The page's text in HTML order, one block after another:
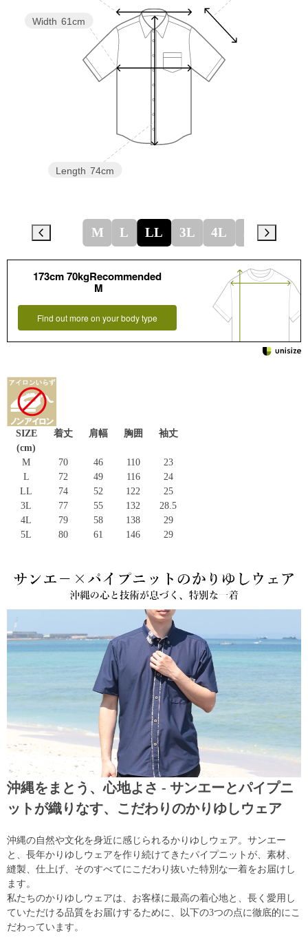
Length 74cm
Width 61cm
M L LL 3L 4L
173cm 70kgRecommended
M
Find out more on your body type
SIZE
(cm)
着丈 肩幅 胸囲 袖丈
M 70 46 110
23
L
72 49 116
24
LL
74 52 122
25
3L
77 55 132
28.5
4L
79 58 138
29
5L
80 61 146 29
沖縄をまとう、心地よさ - サンエーとパイプニ
ットが織りなす、こだわりのかりゆしウェア
沖縄の自然や文化を身近に感じられるかりゆしウェア。サンエー
と、長年かりゆしウェアを作り続けてきたパイプニットが、素材、
縫製、仕上げ、そのすべてにこだわり抜いた特別な一着をお届けし
ます。
私たちのかりゆしウェアは、お客様に最高の着心地と、長く愛用し
ていただける品質をお届けするために、以下の3つの点に徹底的にこ
だわっています。